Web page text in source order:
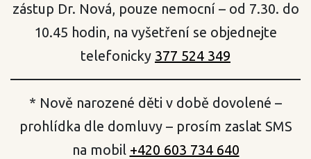
zástup Dr. Nová, pouze nemocní – od 7.30. do
10.45 hodin, na vyšetření se objednejte
telefonicky 377 524 349
* Nově narozené děti v době dovolené –
prohlídka dle domluvy – prosím zaslat SMS
na mobil +420 603 734 640